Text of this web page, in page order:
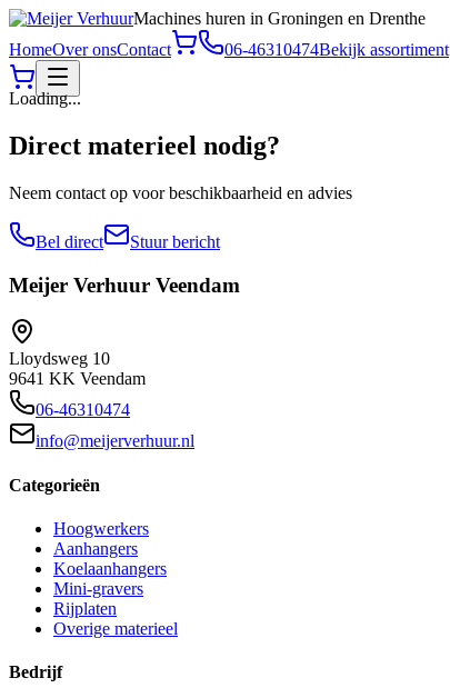
Machines huren in Groningen en Drenthe
HomeOver onsContact 06-46310474Bekijk assortiment
Loading...
Direct materieel nodig?
Neem contact op voor beschikbaarheid en advies
Bel direct Stuur bericht
Meijer Verhuur Veendam
Lloydsweg 10
9641 KK Veendam
06-46310474
info@meijerverhuur.nl
Categorieën
Hoogwerkers
Aanhangers
Koelaanhangers
Mini-gravers
Rijplaten
Overige materieel
Bedrijf